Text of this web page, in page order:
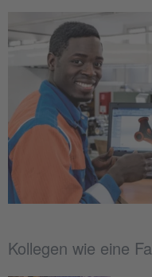
Kollegen wie eine